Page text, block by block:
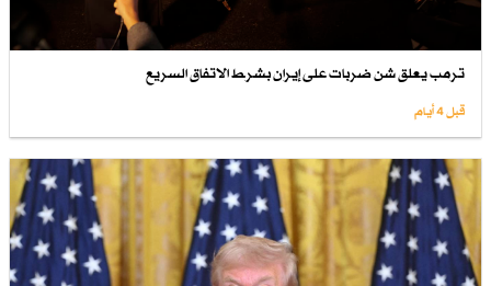
ترمب يعلق شن ضربات على إيران بشرط الاتفاق السريع
قبل 4 أيام